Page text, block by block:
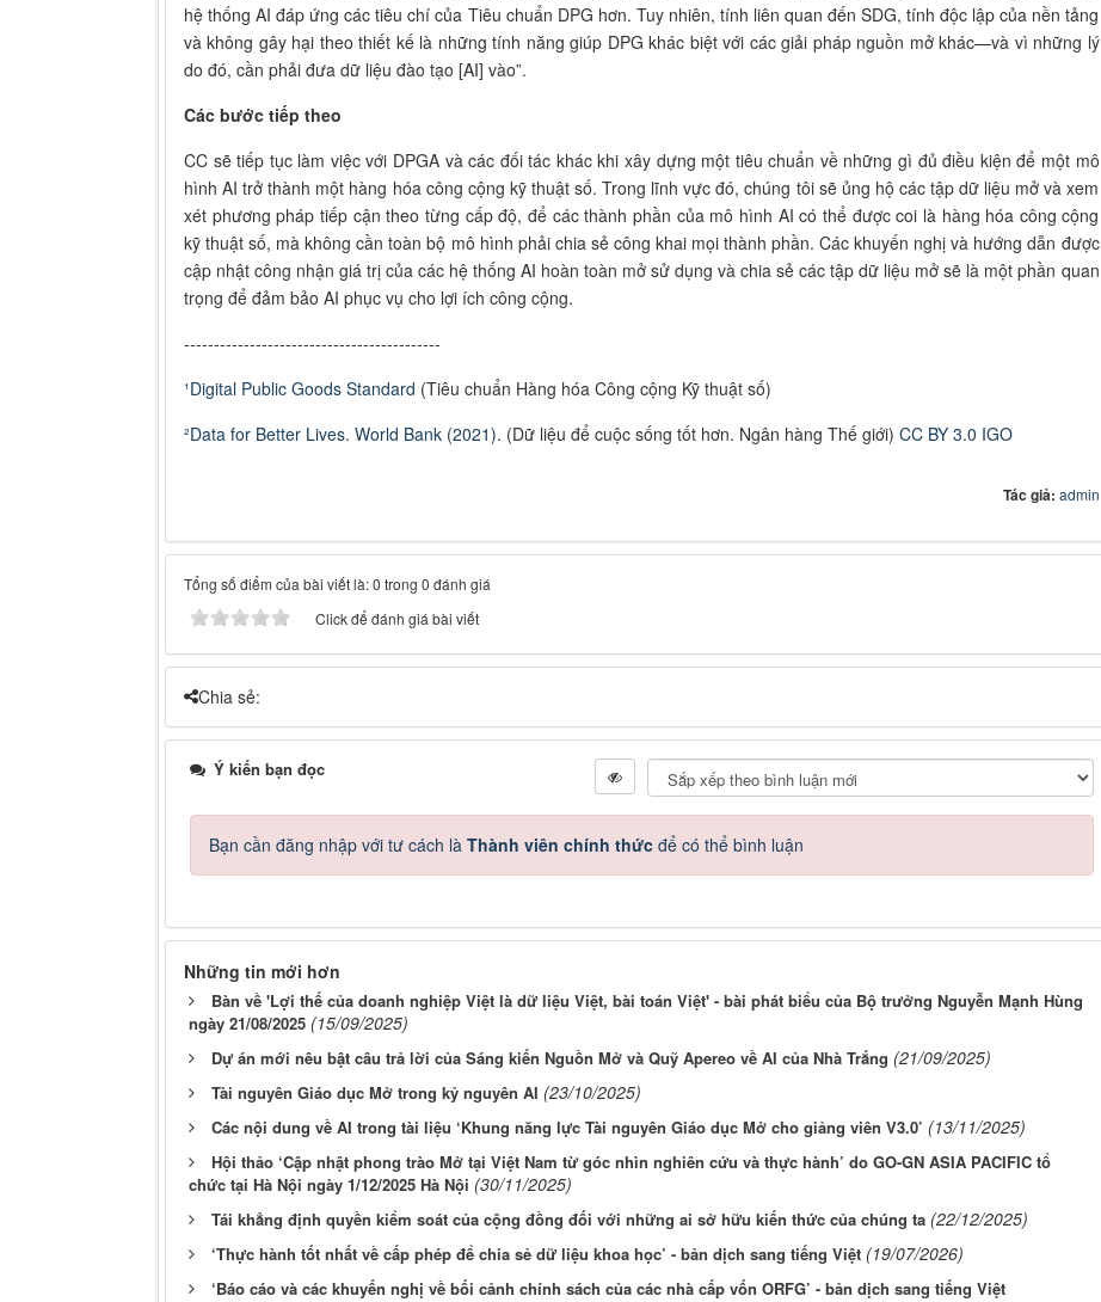
hệ thống AI đáp ứng các tiêu chí của Tiêu chuẩn DPG hơn. Tuy nhiên, tính liên quan đến SDG, tính độc lập của nền tảng
và không gây hại theo thiết kế là những tính năng giúp DPG khác biệt với các giải pháp nguồn mở khác—và vì những lý
do đó, cần phải đưa dữ liệu đào tạo [AI] vào”.
Các bước tiếp theo
CC sẽ tiếp tục làm việc với DPGA và các đối tác khác khi xây dựng một tiêu chuẩn về những gì đủ điều kiện để một mô
hình AI trở thành một hàng hóa công cộng kỹ thuật số. Trong lĩnh vực đó, chúng tôi sẽ ủng hộ các tập dữ liệu mở và xem
xét phương pháp tiếp cận theo từng cấp độ, để các thành phần của mô hình AI có thể được coi là hàng hóa công cộng
kỹ thuật số, mà không cần toàn bộ mô hình phải chia sẻ công khai mọi thành phần. Các khuyến nghị và hướng dẫn được
cập nhật công nhận giá trị của các hệ thống AI hoàn toàn mở sử dụng và chia sẻ các tập dữ liệu mở sẽ là một phần quan
trọng để đảm bảo AI phục vụ cho lợi ích công cộng.
-------------------------------------------
¹Digital Public Goods Standard (Tiêu chuẩn Hàng hóa Công cộng Kỹ thuật số)
²Data for Better Lives. World Bank (2021). (Dữ liệu để cuộc sống tốt hơn. Ngân hàng Thế giới) CC BY 3.0 IGO
Tác giả: admin
Tổng số điểm của bài viết là: 0 trong 0 đánh giá
Click để đánh giá bài viết
Chia sẻ:
Ý kiến bạn đọc
Bạn cần đăng nhập với tư cách là Thành viên chính thức để có thể bình luận
Những tin mới hơn
Bàn về 'Lợi thế của doanh nghiệp Việt là dữ liệu Việt, bài toán Việt' - bài phát biểu của Bộ trưởng Nguyễn Mạnh Hùng
ngày 21/08/2025 (15/09/2025)
Dự án mới nêu bật câu trả lời của Sáng kiến Nguồn Mở và Quỹ Apereo về AI của Nhà Trắng (21/09/2025)
Tài nguyên Giáo dục Mở trong kỷ nguyên AI (23/10/2025)
Các nội dung về AI trong tài liệu ‘Khung năng lực Tài nguyên Giáo dục Mở cho giảng viên V3.0’ (13/11/2025)
Hội thảo ‘Cập nhật phong trào Mở tại Việt Nam từ góc nhìn nghiên cứu và thực hành’ do GO-GN ASIA PACIFIC tổ
chức tại Hà Nội ngày 1/12/2025 Hà Nội (30/11/2025)
Tái khẳng định quyền kiểm soát của cộng đồng đối với những ai sở hữu kiến thức của chúng ta (22/12/2025)
‘Thực hành tốt nhất về cấp phép để chia sẻ dữ liệu khoa học’ - bản dịch sang tiếng Việt (19/07/2026)
‘Báo cáo và các khuyến nghị về bối cảnh chính sách của các nhà cấp vốn ORFG’ - bản dịch sang tiếng Việt